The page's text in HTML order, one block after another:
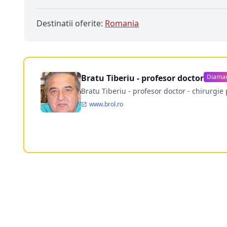
Destinatii oferite: Romania
Bratu Tiberiu - profesor doctor
Bratu Tiberiu - profesor doctor - chirurgie
www.brol.ro